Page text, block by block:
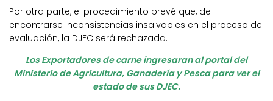
Por otra parte, el procedimiento prevé que, de
encontrarse inconsistencias insalvables en el proceso de
evaluación, la DJEC será rechazada.
Los Exportadores de carne ingresaran al portal del
Ministerio de Agricultura, Ganadería y Pesca para ver el
estado de sus DJEC.